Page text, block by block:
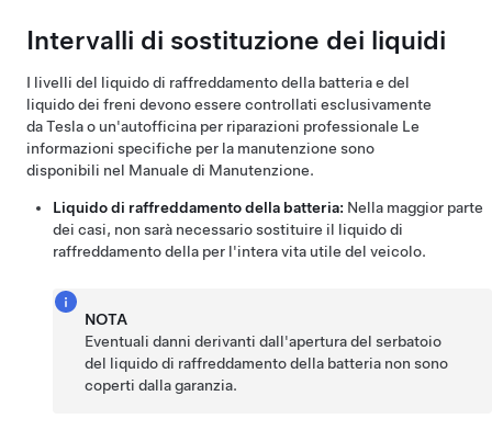
Intervalli di sostituzione dei liquidi
I livelli del liquido di raffreddamento della batteria e del
liquido dei freni devono essere controllati esclusivamente
daTesla o un'autofficina per riparazioni professionale Le
informazioni specifiche per la manutenzione sono
disponibili nel Manuale di Manutenzione.
Liquido di raffreddamento della batteria: Nella maggior parte
dei casi, non sarà necessario sostituire il liquido di
raffreddamento della per l'intera vita utile del veicolo.
NOTA
Eventuali danni derivanti dall'apertura del serbatoio
del liquido di raffreddamento della batteria non sono
coperti dalla garanzia.